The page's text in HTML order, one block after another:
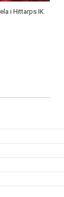
i Hittarps IK.